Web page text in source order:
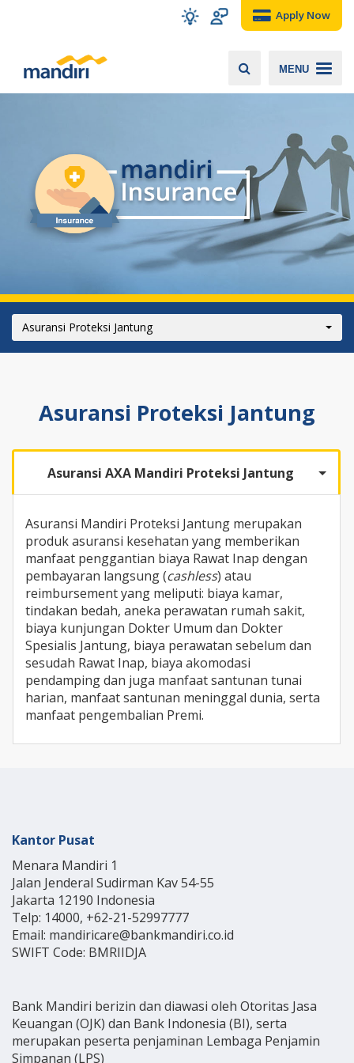
Apply Now
MENU
Asuransi Proteksi Jantung
Asuransi Proteksi Jantung
Asuransi AXA Mandiri Proteksi Jantung
Asuransi Mandiri Proteksi Jantung merupakan
produk asuransi kesehatan yang memberikan
manfaat penggantian biaya Rawat Inap dengan
pembayaran langsung (cashless) atau
reimbursement yang meliputi: biaya kamar,
tindakan bedah, aneka perawatan rumah sakit,
biaya kunjungan Dokter Umum dan Dokter
Spesialis Jantung, biaya perawatan sebelum dan
sesudah Rawat Inap, biaya akomodasi
pendamping dan juga manfaat santunan tunai
harian, manfaat santunan meninggal dunia, serta
manfaat pengembalian Premi.
Kantor Pusat
Menara Mandiri 1
Jalan Jenderal Sudirman Kav 54-55
Jakarta 12190 Indonesia
Telp: 14000, +62-21-52997777
Email: mandiricare@bankmandiri.co.id
SWIFT Code: BMRIIDJA
Bank Mandiri berizin dan diawasi oleh Otoritas Jasa
Keuangan (OJK) dan Bank Indonesia (BI), serta
merupakan peserta penjaminan Lembaga Penjamin
Simpanan (LPS)